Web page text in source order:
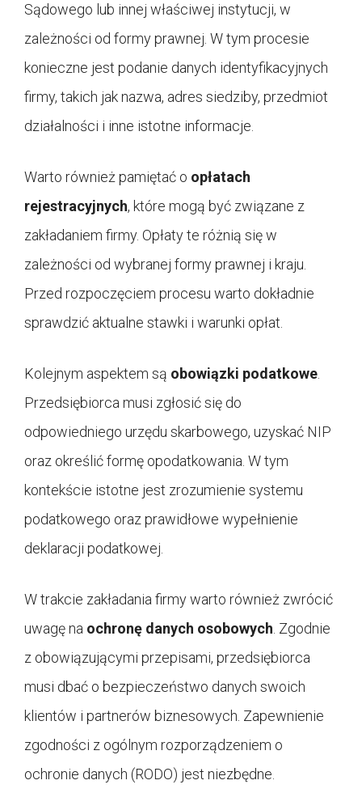
Sądowego lub innej właściwej instytucji, w
zależności od formy prawnej. W tym procesie
konieczne jest podanie danych identyfikacyjnych
firmy, takich jak nazwa, adres siedziby, przedmiot
działalności i inne istotne informacje.
Warto również pamiętać o opłatach
rejestracyjnych, które mogą być związane z
zakładaniem firmy. Opłaty te różnią się w
zależności od wybranej formy prawnej i kraju.
Przed rozpoczęciem procesu warto dokładnie
sprawdzić aktualne stawki i warunki opłat.
Kolejnym aspektem są obowiązki podatkowe.
Przedsiębiorca musi zgłosić się do
odpowiedniego urzędu skarbowego, uzyskać NIP
oraz określić formę opodatkowania. W tym
kontekście istotne jest zrozumienie systemu
podatkowego oraz prawidłowe wypełnienie
deklaracji podatkowej.
W trakcie zakładania firmy warto również zwrócić
uwagę na ochronę danych osobowych. Zgodnie
z obowiązującymi przepisami, przedsiębiorca
musi dbać o bezpieczeństwo danych swoich
klientów i partnerów biznesowych. Zapewnienie
zgodności z ogólnym rozporządzeniem o
ochronie danych (RODO) jest niezbędne.